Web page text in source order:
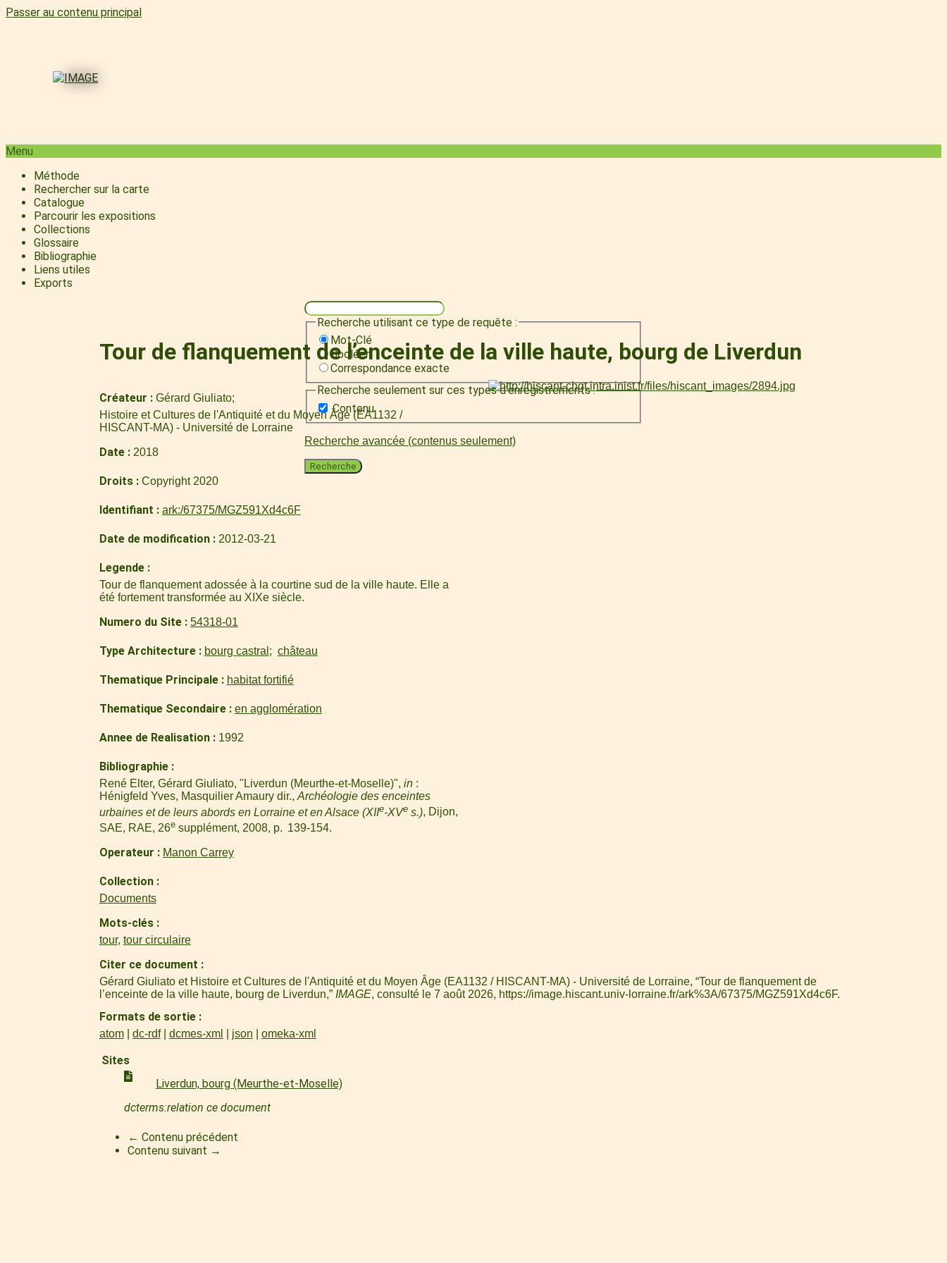
Passer au contenu principal
Menu
Méthode
Rechercher sur la carte
Catalogue
Parcourir les expositions
Collections
Glossaire
Bibliographie
Liens utiles
Exports
Recherche utilisant ce type de requête :
Mot-Clé
Booléen
Correspondance exacte
Recherche seulement sur ces types d'enregistrements :
Contenu
Recherche avancée (contenus seulement)
Recherche
Tour de flanquement de l’enceinte de la ville haute, bourg de Liverdun
Créateur
Gérard Giuliato
Histoire et Cultures de l'Antiquité et du Moyen Âge (EA1132 /
HISCANT-MA) - Université de Lorraine
Date 2018
Droits Copyright 2020
Identifiant ark:/67375/MGZ591Xd4c6F
Date de modification 2012-03-21
Legende
Tour de flanquement adossée à la courtine sud de la ville haute. Elle a
été fortement transformée au XIXe siècle.
Numero du Site 54318-01
Type Architecture bourg castral château
Thematique Principale habitat fortifié
Thematique Secondaire en agglomération
Annee de Realisation 1992
Bibliographie
René Elter, Gérard Giuliato, "Liverdun (Meurthe-et-Moselle)", in:
Hénigfeld Yves, Masquilier Amaury dir.,Archéologie des enceintes
urbaines et de leurs abords en Lorraine et en Alsace (XIIe-XVes.), Dijon,
SAE, RAE, 26esupplément, 2008, p. 139-154.
Operateur Manon Carrey
Collection
Documents
Mots-clés
tour, tour circulaire
Citer ce document
Gérard Giuliato et Histoire et Cultures de l'Antiquité et du Moyen Âge (EA1132 / HISCANT-MA) - Université de Lorraine, “Tour de flanquement de
l’enceinte de la ville haute, bourg de Liverdun,” IMAGE, consulté le 7 août 2026, https://image.hiscant.univ-lorraine.fr/ark%3A/67375/MGZ591Xd4c6F.
Formats de sortie
atom dc-rdf dcmes-xml json omeka-xml
Sites
Liverdun, bourg (Meurthe-et-Moselle)
dcterms:relation ce document
← Contenu précédent
Contenu suivant →